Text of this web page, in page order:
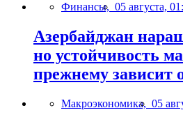
Финансы, 05 августа,
Азербайджан
но устойчивость
прежнему зависит
Макроэкономика, 05